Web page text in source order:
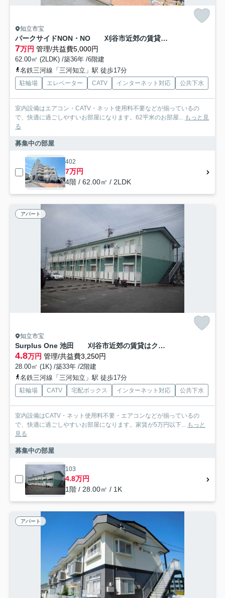
知立市宝
パークサイドNON・NO 刈谷市近郊の賃貸ならクラスホーム刈谷店
7万円 管理/共益費5,000円
62.00㎡ (2LDK) /築36年 /6階建
名鉄三河線「三河知立」駅 徒歩17分
駐輪場 エレベーター CATV インターネット対応 公共下水
室内設備はエアコン・CATV・ネット使用料不要などが揃っているの
で、快適に過ごしやすいお部屋になります。62平米のお部屋... もっと見
る
募集中の部屋
402
7万円
4階 / 62.00㎡ / 2LDK
アパート
知立市宝
Surplus One 池田 刈谷市近郊の賃貸はクラスホーム刈谷店
4.8万円 管理/共益費3,250円
28.00㎡ (1K) /築33年 /2階建
名鉄三河線「三河知立」駅 徒歩17分
駐輪場 CATV 宅配ボックス インターネット対応 公共下水
室内設備はCATV・ネット使用料不要・エアコンなどが揃っているの
で、快適に過ごしやすいお部屋になります。家賃が5万円以下...
もっと
見る
募集中の部屋
103
4.8万円
1階 / 28.00㎡ / 1K
アパート